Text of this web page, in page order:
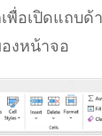
อเปิดแถบด้
งหน้าจอ